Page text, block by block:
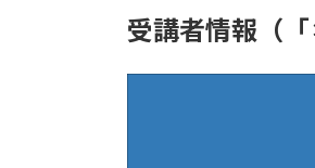
受講者情報（「